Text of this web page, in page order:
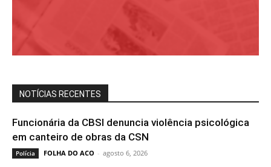
NOTÍCIAS RECENTES
Funcionária da CBSI denuncia violência psicológica
em canteiro de obras da CSN
Polícia FOLHA DO ACO - agosto 6, 2026